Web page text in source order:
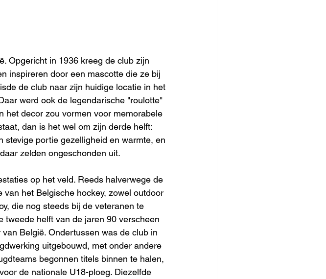
Opgericht in 1936 kreeg de club zijn
inspireren door een mascotte die ze bij
de club naar zijn huidige locatie in het
werd ook de legendarische "roulotte"
het decor zou vormen voor memorabele
dan is het wel om zijn derde helft:
stevige portie gezelligheid en warmte, en
zelden ongeschonden uit.
op het veld. Reeds halverwege de
het Belgische hockey, zowel outdoor
die nog steeds bij de veteranen te
tweede helft van de jaren 90 verscheen
België. Ondertussen was de club in
uitgebouwd, met onder andere
begonnen titels binnen te halen,
de nationale U18-ploeg. Diezelfde